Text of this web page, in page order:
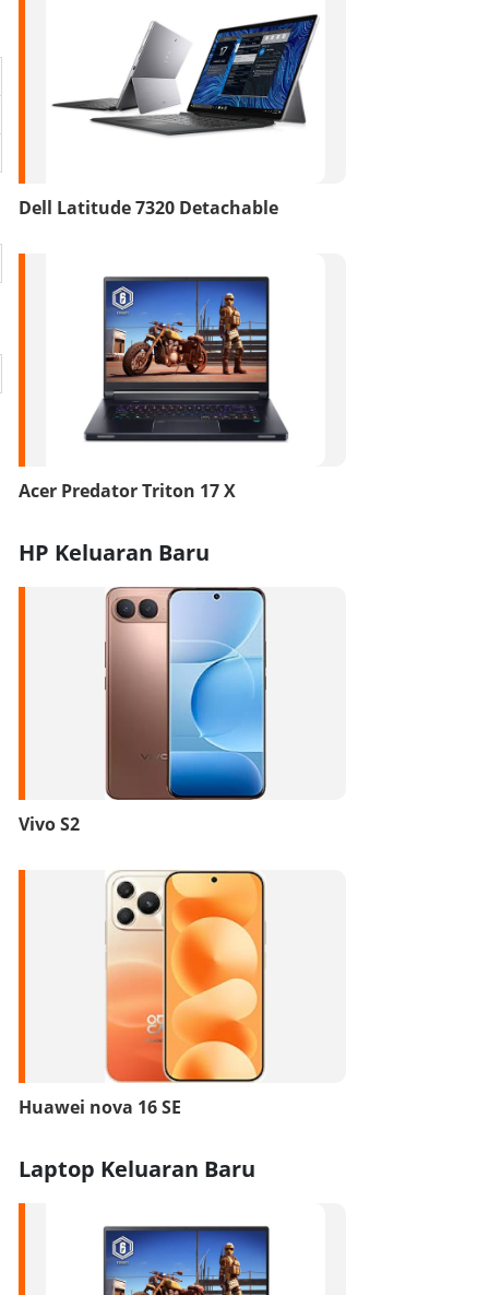
Dell Latitude 7320 Detachable
Acer Predator Triton 17 X
HP Keluaran Baru
Vivo S2
Huawei nova 16 SE
Laptop Keluaran Baru